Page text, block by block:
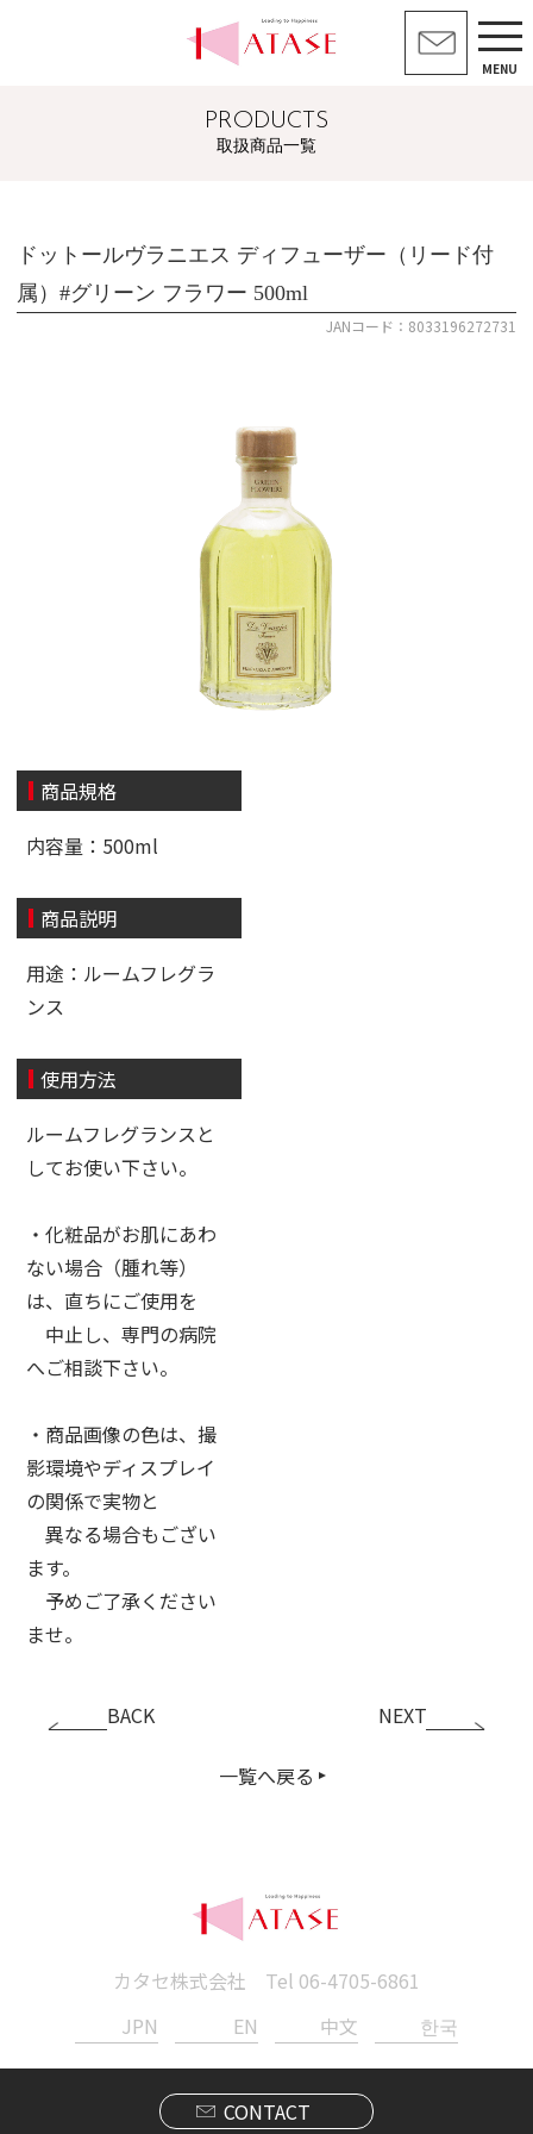
MENU
PRODUCTS
取扱商品一覧
ドットールヴラニエス ディフューザー（リード付
属）#グリーン フラワー 500ml
JANコード：8033196272731
商品規格
内容量：500ml
商品説明
用途：ルームフレグラ
ンス
使用方法
ルームフレグランスと
してお使い下さい。
・化粧品がお肌にあわ
ない場合（腫れ等）
は、直ちにご使用を
中止し、専門の病院
へご相談下さい。
・商品画像の色は、撮
影環境やディスプレイ
の関係で実物と
異なる場合もござい
ます。
予めご了承ください
ませ。
BACK
一覧へ戻る
NEXT
カタセ株式会社 Tel 06-4705-6861
JPN
EN 中文 한국
CONTACT